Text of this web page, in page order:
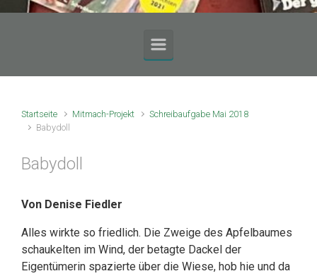
Startseite Mitmach-Projekt
Schreibaufgabe Mai 2018
Babydoll
Babydoll
Von Denise Fiedler
Alles wirkte so friedlich. Die Zweige des Apfelbaumes
schaukelten im Wind, der betagte Dackel der
Eigentümerin spazierte über die Wiese, hob hie und da